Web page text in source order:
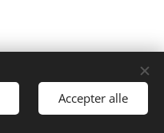
Accepter alle